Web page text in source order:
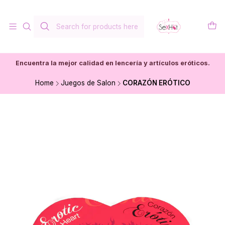
Encuentra la mejor calidad en lencería y artículos eróticos.
Home Juegos de Salon CORAZÓN ERÓTICO